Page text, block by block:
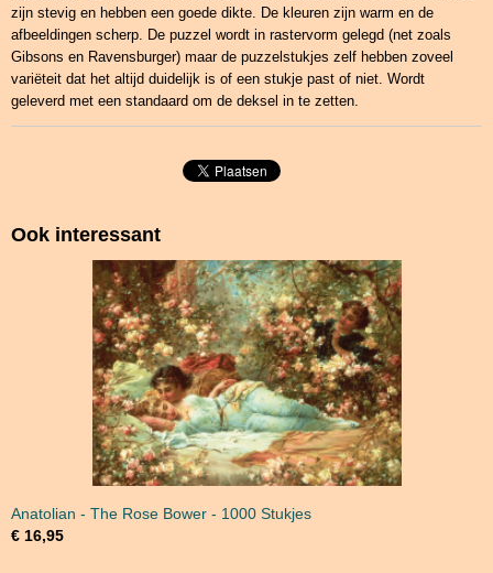
zijn stevig en hebben een goede dikte. De kleuren zijn warm en de
afbeeldingen scherp. De puzzel wordt in rastervorm gelegd (net zoals
Gibsons en Ravensburger) maar de puzzelstukjes zelf hebben zoveel
variëteit dat het altijd duidelijk is of een stukje past of niet. Wordt
geleverd met een standaard om de deksel in te zetten.
Ook interessant
Anatolian - The Rose Bower - 1000 Stukjes
€ 16,95